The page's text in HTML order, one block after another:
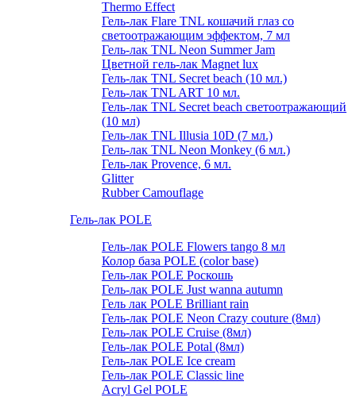
Thermo Effect
Гель-лак Flare TNL кошачий глаз со
светоотражающим эффектом, 7 мл
Гель-лак TNL Neon Summer Jam
Цветной гель-лак Magnet lux
Гель-лак TNL Secret beach (10 мл.)
Гель-лак TNL ART 10 мл.
Гель-лак TNL Secret beach светоотражающий
(10 мл)
Гель-лак TNL Illusia 10D (7 мл.)
Гель-лак TNL Neon Monkey (6 мл.)
Гель-лак Provence, 6 мл.
Glitter
Rubber Camouflage
Гель-лак POLE
Гель-лак POLE Flowers tango 8 мл
Колор база POLE (color base)
Гель-лак POLE Роскошь
Гель-лак POLE Just wanna autumn
Гель лак POLE Brilliant rain
Гель-лак POLE Neon Crazy couture (8мл)
Гель-лак POLE Cruise (8мл)
Гель-лак POLE Potal (8мл)
Гель-лак POLE Ice cream
Гель-лак POLE Classic line
Acryl Gel POLE